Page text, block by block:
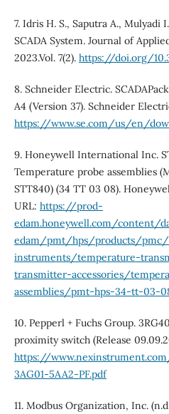
7. Idris H. S., Saputra A.,
SCADA System. Journal of
2023.Vol. 7(2). https://doi.org/
8. Schneider Electric.
A4 (Version 37). Schneider
https://www.se.com/us/en/
9. Honeywell International Inc.
Temperature probe assemblies
STT840) (34 TT 03 08).
URL: https://prod-
edam.honeywell.com/content/
edam/pmt/hps/products/
instruments/temperature-
transmitter-accessories/
assemblies/pmt-hps-34-tt-03-
10. Pepperl + Fuchs Group.
proximity switch (Release
https://
3AG01-5AA2-PF.pdf
11. Modbus Organization, Inc.